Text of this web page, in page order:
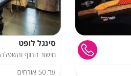
סינגל לופט
מישור החוף והשפלה
עד 50 אורחים